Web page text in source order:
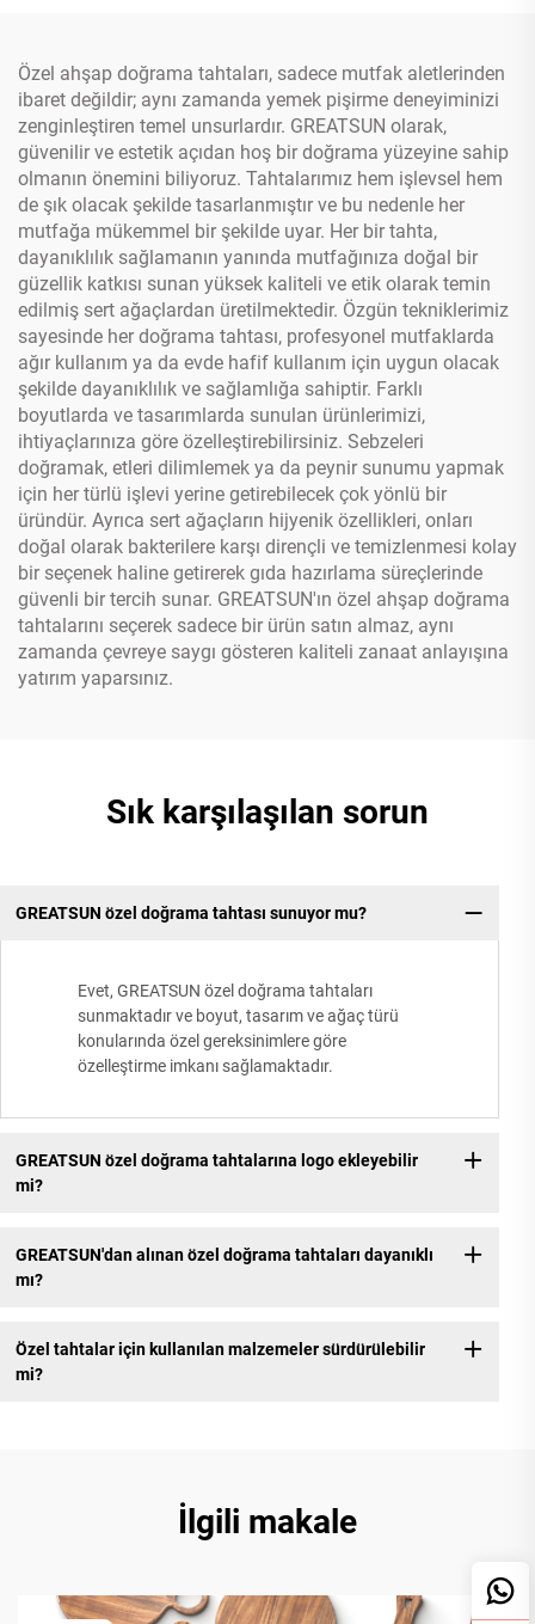
Özel ahşap doğrama tahtaları, sadece mutfak aletlerinden
ibaret değildir; aynı zamanda yemek pişirme deneyiminizi
zenginleştiren temel unsurlardır. GREATSUN olarak,
güvenilir ve estetik açıdan hoş bir doğrama yüzeyine sahip
olmanın önemini biliyoruz. Tahtalarımız hem işlevsel hem
de şık olacak şekilde tasarlanmıştır ve bu nedenle her
mutfağa mükemmel bir şekilde uyar. Her bir tahta,
dayanıklılık sağlamanın yanında mutfağınıza doğal bir
güzellik katkısı sunan yüksek kaliteli ve etik olarak temin
edilmiş sert ağaçlardan üretilmektedir. Özgün tekniklerimiz
sayesinde her doğrama tahtası, profesyonel mutfaklarda
ağır kullanım ya da evde hafif kullanım için uygun olacak
şekilde dayanıklılık ve sağlamlığa sahiptir. Farklı
boyutlarda ve tasarımlarda sunulan ürünlerimizi,
ihtiyaçlarınıza göre özelleştirebilirsiniz. Sebzeleri
doğramak, etleri dilimlemek ya da peynir sunumu yapmak
için her türlü işlevi yerine getirebilecek çok yönlü bir
üründür. Ayrıca sert ağaçların hijyenik özellikleri, onları
doğal olarak bakterilere karşı dirençli ve temizlenmesi kolay
bir seçenek haline getirerek gıda hazırlama süreçlerinde
güvenli bir tercih sunar. GREATSUN'ın özel ahşap doğrama
tahtalarını seçerek sadece bir ürün satın almaz, aynı
zamanda çevreye saygı gösteren kaliteli zanaat anlayışına
yatırım yaparsınız.
Sık karşılaşılan sorun
GREATSUN özel doğrama tahtası sunuyor mu?
Evet, GREATSUN özel doğrama tahtaları
sunmaktadır ve boyut, tasarım ve ağaç türü
konularında özel gereksinimlere göre
özelleştirme imkanı sağlamaktadır.
GREATSUN özel doğrama tahtalarına logo ekleyebilir
mi?
GREATSUN'dan alınan özel doğrama tahtaları dayanıklı
mı?
Özel tahtalar için kullanılan malzemeler sürdürülebilir
mi?
İlgili makale